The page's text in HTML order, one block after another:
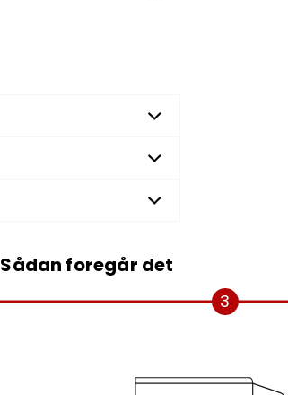
Sådan foregår det
3